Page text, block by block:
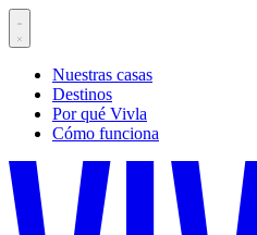
Nuestras casas
Destinos
Por qué Vivla
Cómo funciona